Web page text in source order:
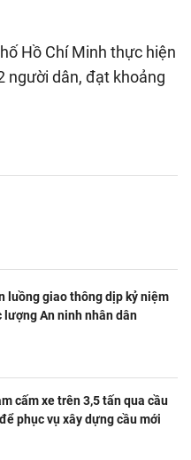
Hồ Chí Minh thực hiện
người dân, đạt khoảng
luồng giao thông dịp kỷ niệm
lượng An ninh nhân dân
cấm xe trên 3,5 tấn qua cầu
phục vụ xây dựng cầu mới